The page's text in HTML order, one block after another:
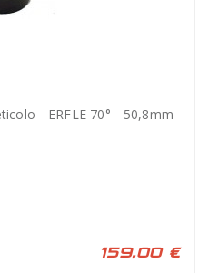
- ERFLE 70° - 50,8mm
159,00 €